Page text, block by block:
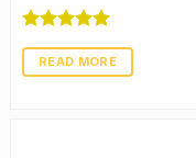
Rated5out
of 5
READ MORE